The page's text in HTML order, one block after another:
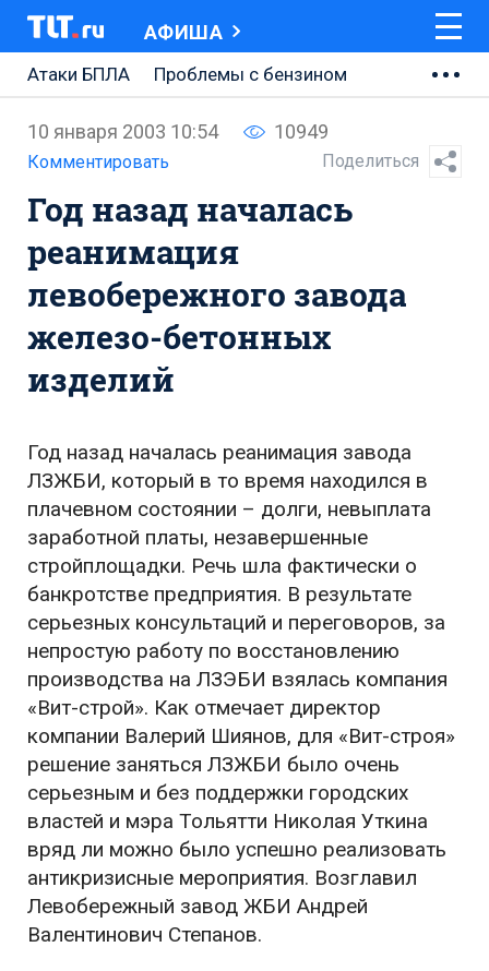
АФИША
Атаки БПЛА
Проблемы с бензином
Ремонт Центральной площади
Ремонт Обводного шоссе
Набережная Тольятти
Неделя Тольятти
10 января 2003 10:54 10949
Комментировать Поделиться
Год назад началась
реанимация
левобережного завода
железо-бетонных
изделий
Год назад началась реанимация завода
ЛЗЖБИ, который в то время находился в
плачевном состоянии – долги, невыплата
заработной платы, незавершенные
стройплощадки. Речь шла фактически о
банкротстве предприятия. В результате
серьезных консультаций и переговоров, за
непростую работу по восстановлению
производства на ЛЗЭБИ взялась компания
«Вит-строй». Как отмечает директор
компании Валерий Шиянов, для «Вит-строя»
решение заняться ЛЗЖБИ было очень
серьезным и без поддержки городских
властей и мэра Тольятти Николая Уткина
вряд ли можно было успешно реализовать
антикризисные мероприятия. Возглавил
Левобережный завод ЖБИ Андрей
Валентинович Степанов.